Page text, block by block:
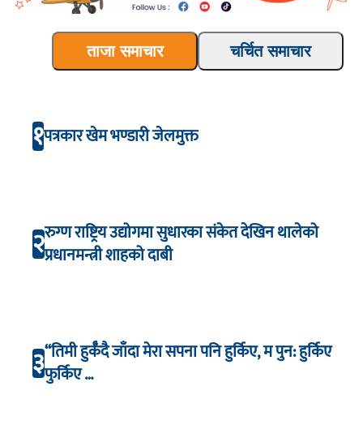
ताजा समाचार चर्चित समाचार
१पत्रकार खेम भण्डारी जेलमुक्त
२रुग्ण राष्ट्रिय उद्योगमा सुधारका संकेत देखिन थालेको
प्रधानमन्त्री शाहको दाबी
३“तिमी हुर्कँदै जाँदा मेरा सपना पनि हुर्किए, म पुन: हुर्किए
फुर्किए …